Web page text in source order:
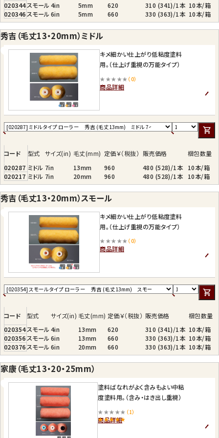
020344スモール 4in 5mm 620 310 (341)/1本 10本/箱
020346スモール 6in 5mm 660 330 (363)/1本 10本/箱
秀吉（毛丈13・20mm）ミドル
キメ細かい仕上がり低粘度塗料
用。（仕上げ重視の万能タイプ）
★★★★★ （0）
商品詳細
コード 型式 サイズ(in) 毛丈(mm) 定価￥（税抜） 販売価格
梱包数量
020287 ミドル 7in 13mm 960 480 (528)/1本
10本/箱
020217 ミドル 7in 20mm 960 480 (528)/1本 10本/箱
秀吉（毛丈13・20mm）スモール
キメ細かい仕上がり低粘度塗料
用。（仕上げ重視の万能タイプ）
★★★★★ （0）
商品詳細
コード 型式 サイズ(in) 毛丈(mm) 定価￥（税抜） 販売価格
梱包数量
020354スモール 4in 13mm 620 310 (341)/1本 10本/箱
020356スモール 6in 13mm 660 330 (363)/1本 10本/箱
020376スモール 6in 20mm 660 330 (363)/1本 10本/箱
家康（毛丈13・20・25mm）
塗料ばなれがよく含みもよい中粘
度塗料用。（含み・はき出し重視）
★★★★★ （1）
商品詳細